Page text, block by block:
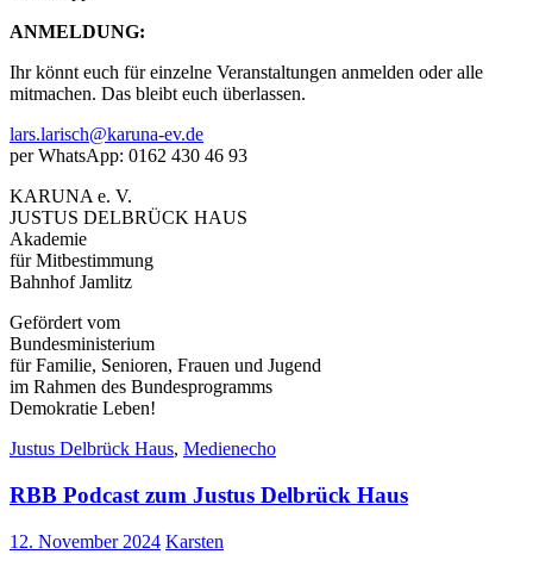
ANMELDUNG:
Ihr könnt euch für einzelne Veranstaltungen anmelden oder alle
mitmachen. Das bleibt euch überlassen.
lars.larisch@karuna-ev.de
per WhatsApp: 0162 430 46 93
KARUNA e. V.
JUSTUS DELBRÜCK HAUS
Akademie
für Mitbestimmung
Bahnhof Jamlitz
Gefördert vom
Bundesministerium
für Familie, Senioren, Frauen und Jugend
im Rahmen des Bundesprogramms
Demokratie Leben!
Justus Delbrück Haus, Medienecho
RBB Podcast zum Justus Delbrück Haus
12. November 2024 Karsten